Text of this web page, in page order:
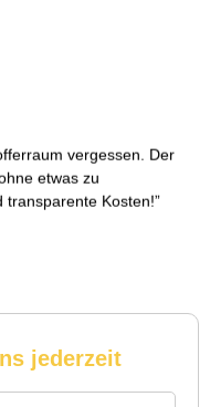
vergessen. Der
etwas zu
transparente Kosten!
jederzeit